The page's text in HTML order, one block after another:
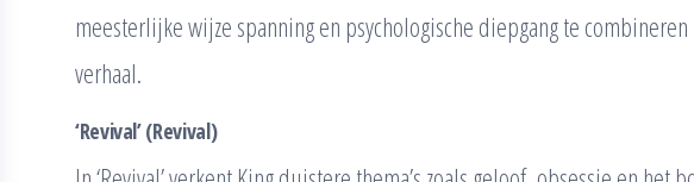
meesterlijke wijze spanning en psychologische diepgang te
verhaal.
‘Revival’ (Revival)